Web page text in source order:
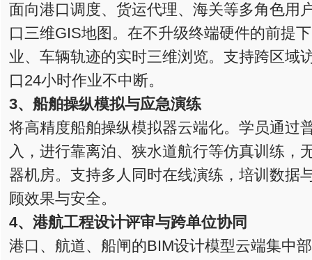
面向港口调度、货运代理、海关等多角色用
口三维GIS地图。在不升级终端硬件的前提
业、车辆轨迹的实时三维浏览。支持跨区域
口24小时作业不中断。
3、船舶操纵模拟与应急演练
将高精度船舶操纵模拟器云端化。学员通过
入，进行靠离泊、狭水道航行等仿真训练，
器机房。支持多人同时在线演练，培训数据
顾效果与安全。
4、港航工程设计评审与跨单位协同
港口、航道、船闸的BIM设计模型云端集中